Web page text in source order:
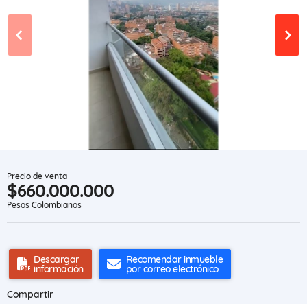
Precio de venta
$660.000.000
Pesos Colombianos
Descargar
información
Recomendar inmueble
por correo electrónico
Compartir